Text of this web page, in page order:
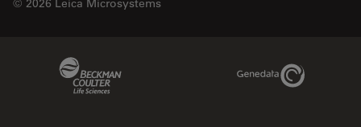
© 2026 Leica Microsystems
Genedata Link